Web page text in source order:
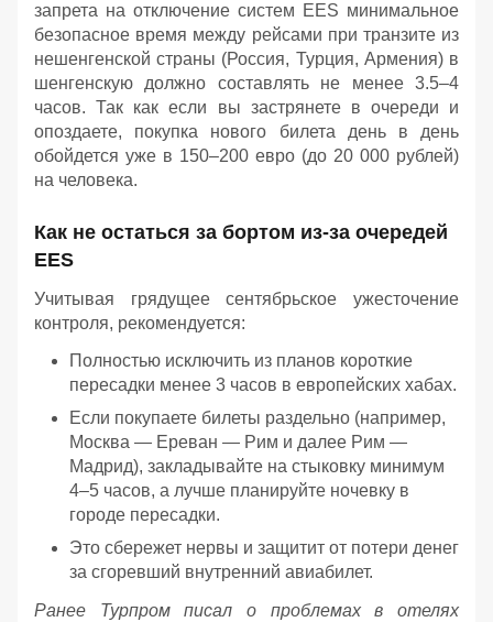
запрета на отключение систем EES минимальное
безопасное время между рейсами при транзите из
нешенгенской страны (Россия, Турция, Армения) в
шенгенскую должно составлять не менее 3.5–4
часов. Так как если вы застрянете в очереди и
опоздаете, покупка нового билета день в день
обойдется уже в 150–200 евро (до 20 000 рублей)
на человека.
Как не остаться за бортом из-за очередей
EES
Учитывая грядущее сентябрьское ужесточение
контроля, рекомендуется:
Полностью исключить из планов короткие
пересадки менее 3 часов в европейских хабах.
Если покупаете билеты раздельно (например,
Москва — Ереван — Рим и далее Рим —
Мадрид), закладывайте на стыковку минимум
4–5 часов, а лучше планируйте ночевку в
городе пересадки.
Это сбережет нервы и защитит от потери денег
за сгоревший внутренний авиабилет.
Ранее Турпром писал о проблемах в отелях